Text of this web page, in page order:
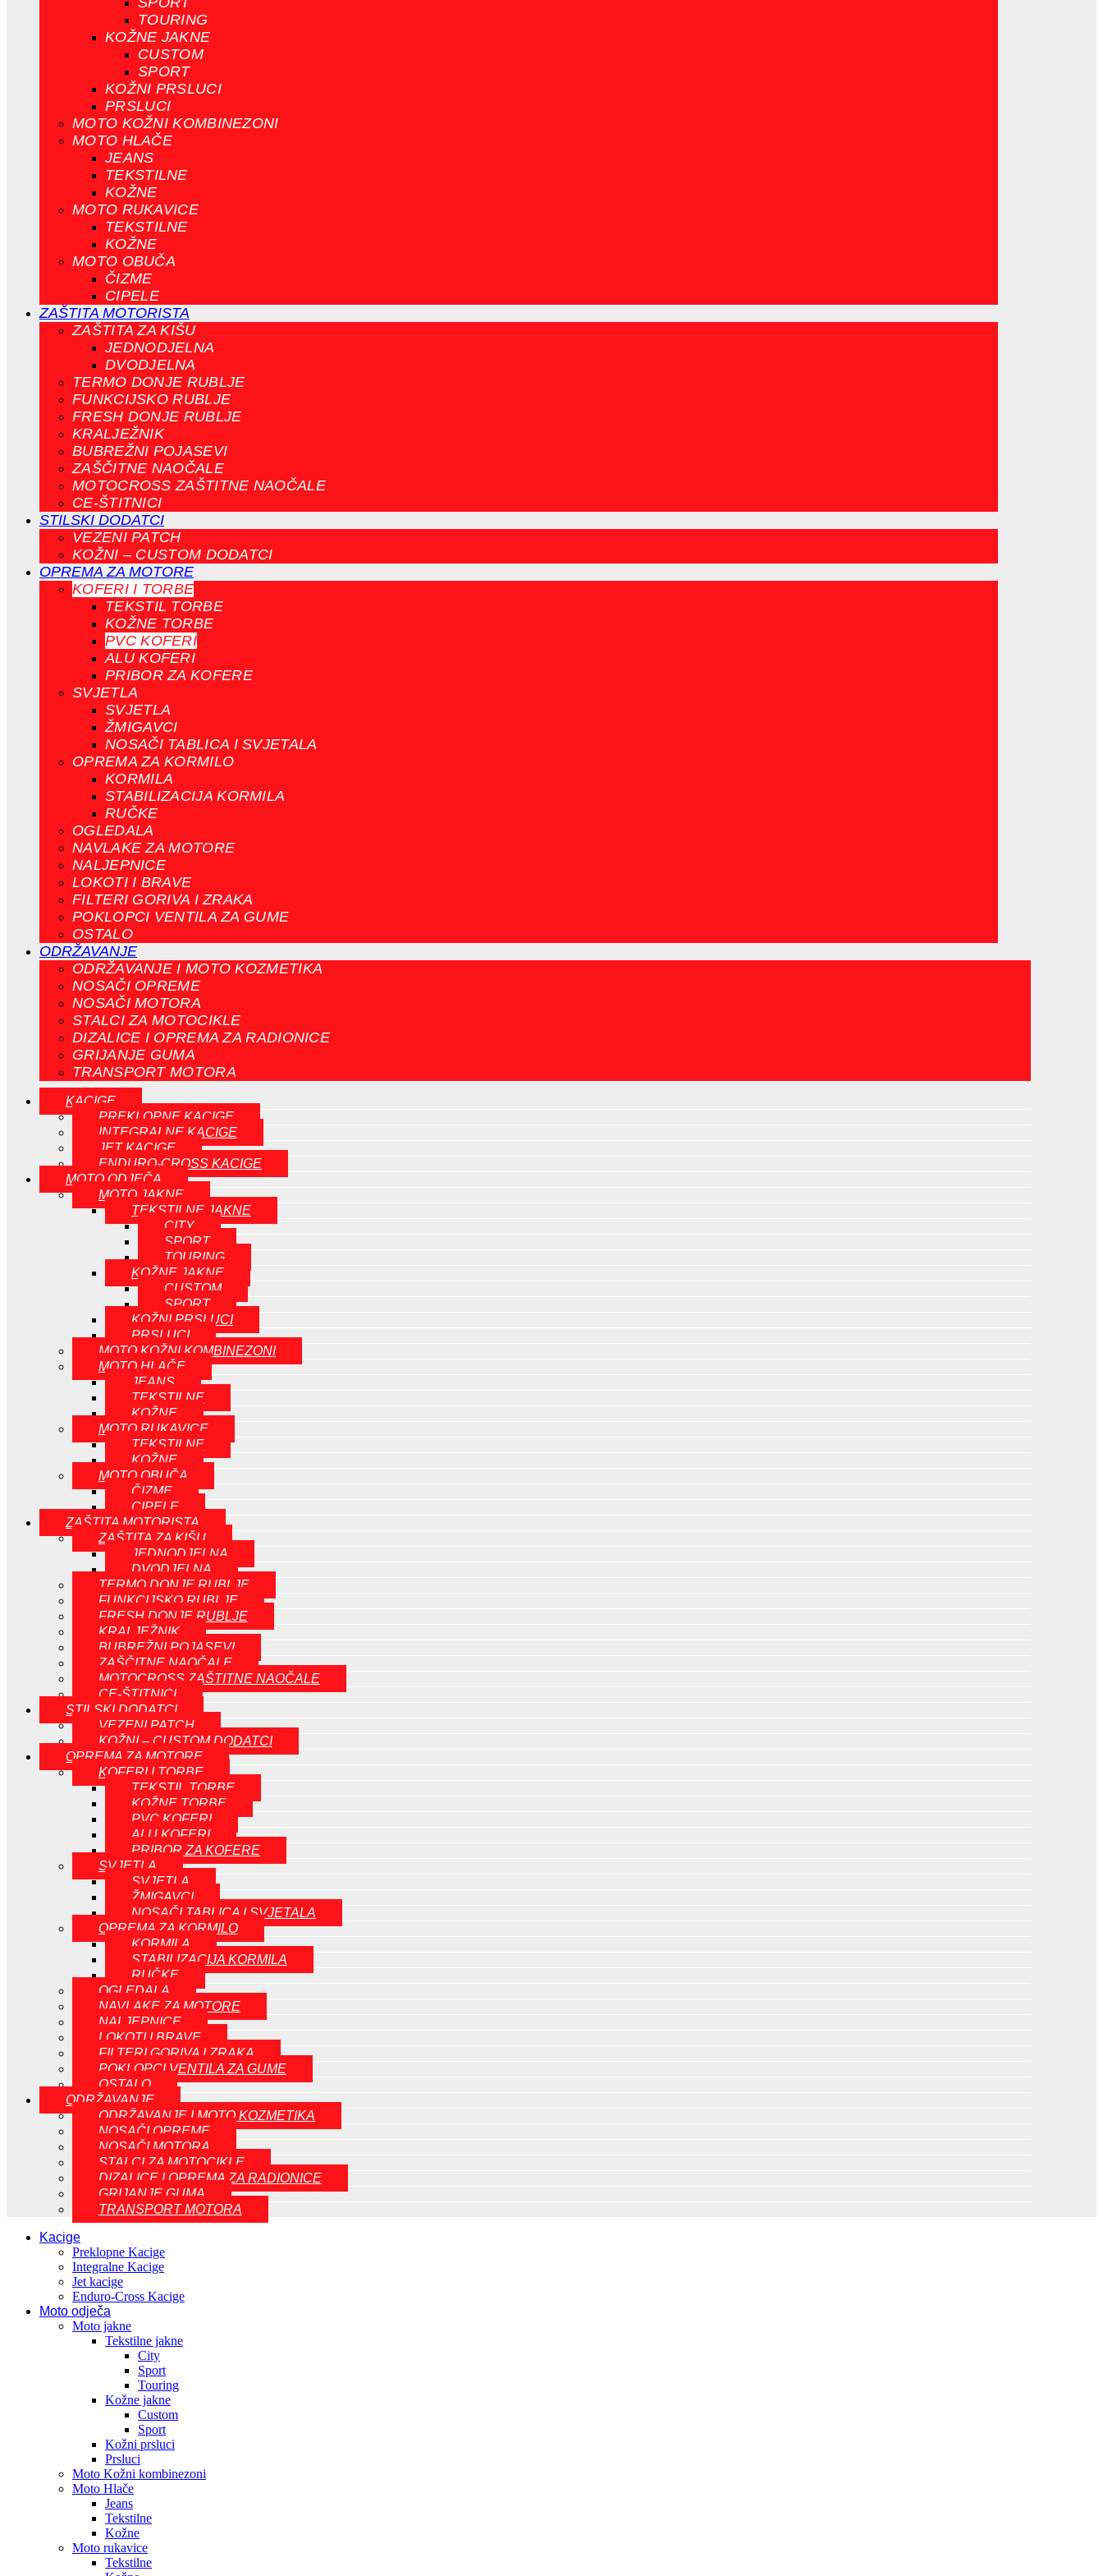
TOURING
KOŽNE JAKNE
CUSTOM
SPORT
KOŽNI PRSLUCI
PRSLUCI
MOTO KOŽNI KOMBINEZONI
MOTO HLAČE
JEANS
TEKSTILNE
KOŽNE
MOTO RUKAVICE
TEKSTILNE
KOŽNE
MOTO OBUČA
ČIZME
CIPELE
ZAŠTITA MOTORISTA
ZAŠTITA ZA KIŠU
JEDNODJELNA
DVODJELNA
TERMO DONJE RUBLJE
FUNKCIJSKO RUBLJE
FRESH DONJE RUBLJE
KRALJEŽNIK
BUBREŽNI POJASEVI
ZAŠČITNE NAOČALE
MOTOCROSS ZAŠTITNE NAOČALE
CE-ŠTITNICI
STILSKI DODATCI
VEZENI PATCH
KOŽNI – CUSTOM DODATCI
OPREMA ZA MOTORE
KOFERI I TORBE
TEKSTIL TORBE
KOŽNE TORBE
PVC KOFERI
ALU KOFERI
PRIBOR ZA KOFERE
SVJETLA
SVJETLA
ŽMIGAVCI
NOSAČI TABLICA I SVJETALA
OPREMA ZA KORMILO
KORMILA
STABILIZACIJA KORMILA
RUČKE
OGLEDALA
NAVLAKE ZA MOTORE
NALJEPNICE
LOKOTI I BRAVE
FILTERI GORIVA I ZRAKA
POKLOPCI VENTILA ZA GUME
OSTALO
ODRŽAVANJE
ODRŽAVANJE I MOTO KOZMETIKA
NOSAČI OPREME
NOSAČI MOTORA
STALCI ZA MOTOCIKLE
DIZALICE I OPREMA ZA RADIONICE
GRIJANJE GUMA
TRANSPORT MOTORA
KACIGE
PREKLOPNE KACIGE
INTEGRALNE KACIGE
JET KACIGE
ENDURO-CROSS KACIGE
MOTO ODJEČA
MOTO JAKNE
TEKSTILNE JAKNE
CITY
SPORT
TOURING
KOŽNE JAKNE
CUSTOM
SPORT
KOŽNI PRSLUCI
PRSLUCI
MOTO KOŽNI KOMBINEZONI
MOTO HLAČE
JEANS
TEKSTILNE
KOŽNE
MOTO RUKAVICE
TEKSTILNE
KOŽNE
MOTO OBUČA
ČIZME
CIPELE
ZAŠTITA MOTORISTA
ZAŠTITA ZA KIŠU
JEDNODJELNA
DVODJELNA
TERMO DONJE RUBLJE
FUNKCIJSKO RUBLJE
FRESH DONJE RUBLJE
KRALJEŽNIK
BUBREŽNI POJASEVI
ZAŠČITNE NAOČALE
MOTOCROSS ZAŠTITNE NAOČALE
CE-ŠTITNICI
STILSKI DODATCI
VEZENI PATCH
KOŽNI – CUSTOM DODATCI
OPREMA ZA MOTORE
KOFERI I TORBE
TEKSTIL TORBE
KOŽNE TORBE
PVC KOFERI
ALU KOFERI
PRIBOR ZA KOFERE
SVJETLA
SVJETLA
ŽMIGAVCI
NOSAČI TABLICA I SVJETALA
OPREMA ZA KORMILO
KORMILA
STABILIZACIJA KORMILA
RUČKE
OGLEDALA
NAVLAKE ZA MOTORE
NALJEPNICE
LOKOTI I BRAVE
FILTERI GORIVA I ZRAKA
POKLOPCI VENTILA ZA GUME
OSTALO
ODRŽAVANJE
ODRŽAVANJE I MOTO KOZMETIKA
NOSAČI OPREME
NOSAČI MOTORA
STALCI ZA MOTOCIKLE
DIZALICE I OPREMA ZA RADIONICE
GRIJANJE GUMA
TRANSPORT MOTORA
Kacige
Preklopne Kacige
Integralne Kacige
Jet kacige
Enduro-Cross Kacige
Moto odječa
Moto jakne
Tekstilne jakne
City
Sport
Touring
Kožne jakne
Custom
Sport
Kožni prsluci
Prsluci
Moto Kožni kombinezoni
Moto Hlače
Jeans
Tekstilne
Kožne
Moto rukavice
Tekstilne